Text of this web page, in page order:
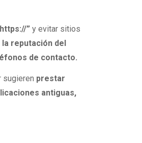
”y evitar sitios
reputación del
de contacto.
sugieren prestar
antiguas,